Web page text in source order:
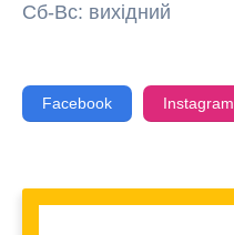
Сб-Вс: вихідний
Facebook Instagram